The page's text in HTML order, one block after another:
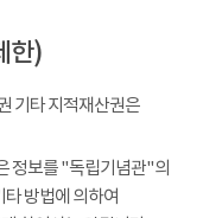
한)
기타 지적재산권은
정보를 "독립기념관"의
방법에 의하여